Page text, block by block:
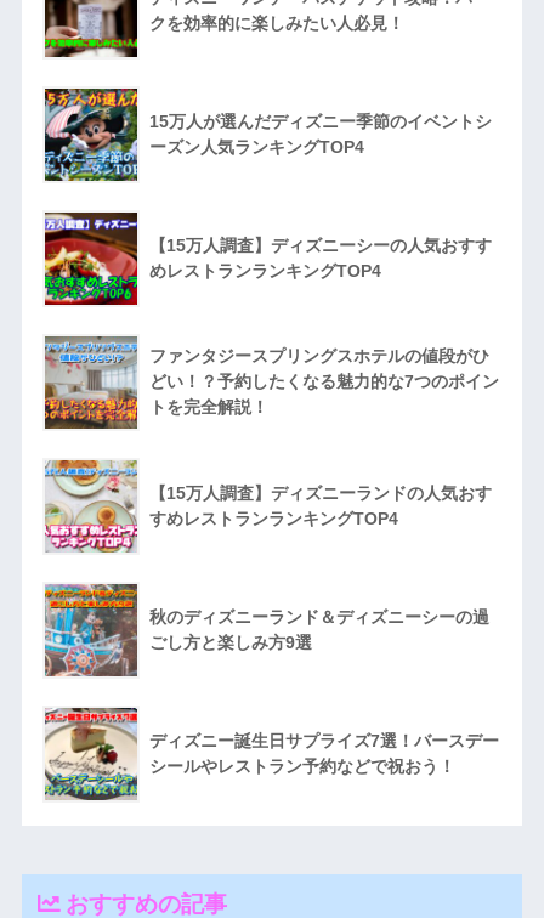
クを効率的に楽しみたい人必見！
15万人が選んだディズニー季節のイベントシ
ーズン人気ランキングTOP4
【15万人調査】ディズニーシーの人気おすす
めレストランランキングTOP4
ファンタジースプリングスホテルの値段がひ
どい！？予約したくなる魅力的な7つのポイン
トを完全解説！
【15万人調査】ディズニーランドの人気おす
すめレストランランキングTOP4
秋のディズニーランド＆ディズニーシーの過
ごし方と楽しみ方9選
ディズニー誕生日サプライズ7選！バースデー
シールやレストラン予約などで祝おう！
おすすめの記事